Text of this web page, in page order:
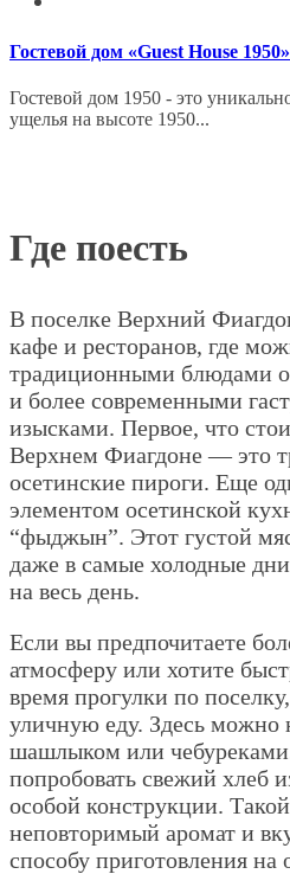
Гостевой дом «Guest House
Гостевой дом 1950 - это
ущелья на высоте 1950...
Где поесть
В поселке Верхний
кафе и ресторанов, где
традиционными блюдами
и более современными
изысками. Первое, что
Верхнем Фиагдоне — это
осетинские пироги. Еще
элементом осетинской
“фыджын”. Этот густой
даже в самые холодные
на весь день.
Если вы предпочитаете
атмосферу или хотите
время прогулки по
уличную еду. Здесь можно
шашлыком или
попробовать свежий хлеб
особой конструкции.
неповторимый аромат и
способу приготовления на